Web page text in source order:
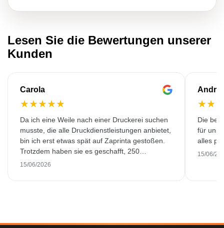
Lesen Sie die Bewertungen unserer
Kunden
Carola
★★★★★
Da ich eine Weile nach einer Druckerei suchen
musste, die alle Druckdienstleistungen anbietet,
bin ich erst etwas spät auf Zaprinta gestoßen.
Trotzdem haben sie es geschafft, 250
wunderschön bedruckte Emaillebecher
15/06/2026
★★
Die
für
alles
15/06/